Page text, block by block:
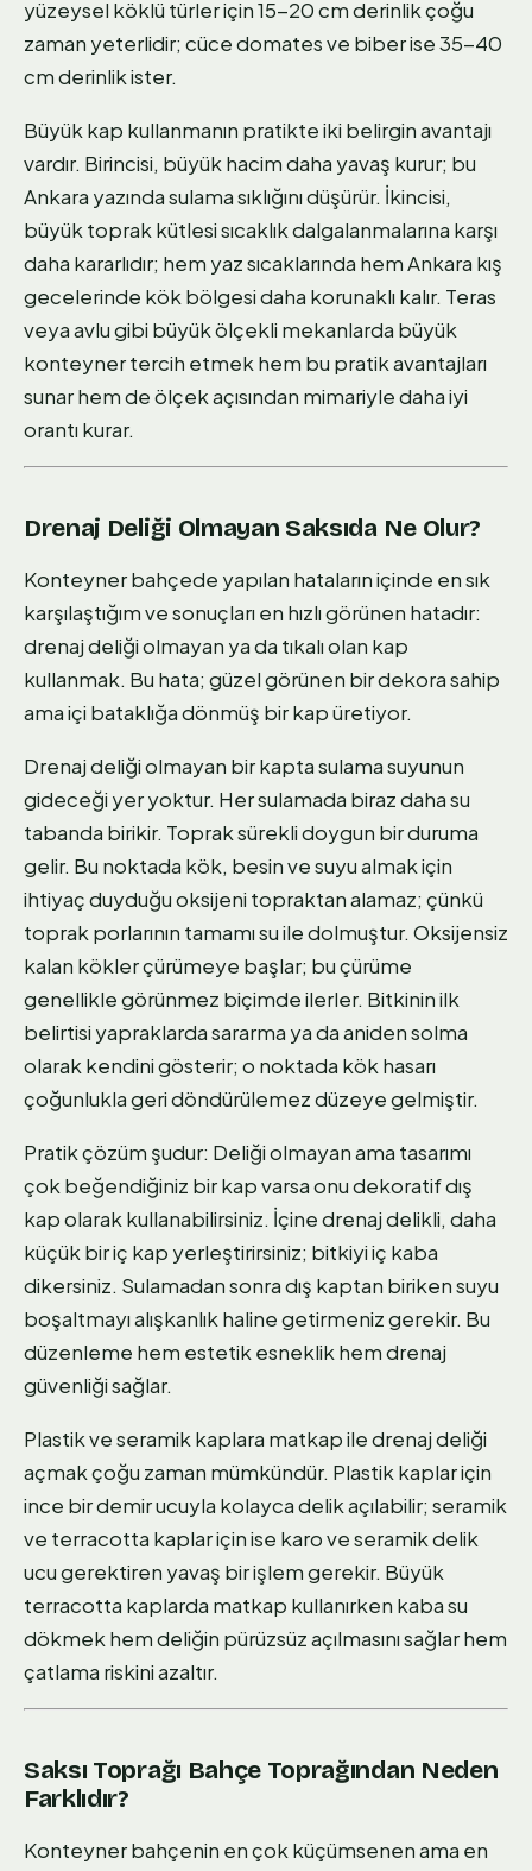
yüzeysel köklü türler için 15-20 cm derinlik çoğu
zaman yeterlidir; cüce domates ve biber ise 35-40
cm derinlik ister.
Büyük kap kullanmanın pratikte iki belirgin avantajı
vardır. Birincisi, büyük hacim daha yavaş kurur; bu
Ankara yazında sulama sıklığını düşürür. İkincisi,
büyük toprak kütlesi sıcaklık dalgalanmalarına karşı
daha kararlıdır; hem yaz sıcaklarında hem Ankara kış
gecelerinde kök bölgesi daha korunaklı kalır. Teras
veya avlu gibi büyük ölçekli mekanlarda büyük
konteyner tercih etmek hem bu pratik avantajları
sunar hem de ölçek açısından mimariyle daha iyi
orantı kurar.
Drenaj Deliği Olmayan Saksıda Ne Olur?
Konteyner bahçede yapılan hataların içinde en sık
karşılaştığım ve sonuçları en hızlı görünen hatadır:
drenaj deliği olmayan ya da tıkalı olan kap
kullanmak. Bu hata; güzel görünen bir dekora sahip
ama içi bataklığa dönmüş bir kap üretiyor.
Drenaj deliği olmayan bir kapta sulama suyunun
gideceği yer yoktur. Her sulamada biraz daha su
tabanda birikir. Toprak sürekli doygun bir duruma
gelir. Bu noktada kök, besin ve suyu almak için
ihtiyaç duyduğu oksijeni topraktan alamaz; çünkü
toprak porlarının tamamı su ile dolmuştur. Oksijensiz
kalan kökler çürümeye başlar; bu çürüme
genellikle görünmez biçimde ilerler. Bitkinin ilk
belirtisi yapraklarda sararma ya da aniden solma
olarak kendini gösterir; o noktada kök hasarı
çoğunlukla geri döndürülemez düzeye gelmiştir.
Pratik çözüm şudur: Deliği olmayan ama tasarımı
çok beğendiğiniz bir kap varsa onu dekoratif dış
kap olarak kullanabilirsiniz. İçine drenaj delikli, daha
küçük bir iç kap yerleştirirsiniz; bitkiyi iç kaba
dikersiniz. Sulamadan sonra dış kaptan biriken suyu
boşaltmayı alışkanlık haline getirmeniz gerekir. Bu
düzenleme hem estetik esneklik hem drenaj
güvenliği sağlar.
Plastik ve seramik kaplara matkap ile drenaj deliği
açmak çoğu zaman mümkündür. Plastik kaplar için
ince bir demir ucuyla kolayca delik açılabilir; seramik
ve terracotta kaplar için ise karo ve seramik delik
ucu gerektiren yavaş bir işlem gerekir. Büyük
terracotta kaplarda matkap kullanırken kaba su
dökmek hem deliğin pürüzsüz açılmasını sağlar hem
çatlama riskini azaltır.
Saksı Toprağı Bahçe Toprağından Neden
Farklıdır?
Konteyner bahçenin en çok küçümsenen ama en